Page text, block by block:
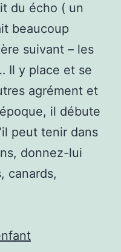
du écho ( un
beaucoup
suivant – les
Il y place et se
agrément et
il débute
peut tenir dans
donnez-lui
canards,